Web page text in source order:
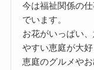
今は福祉関係の
でいます。
お花がいっぱい
やすい恵庭が大好
恵庭のグルメや